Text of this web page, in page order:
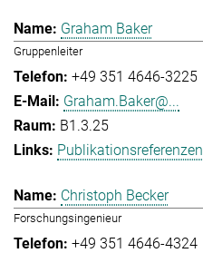
Graham Baker
Gruppenleiter
+49 351 4646-3225
Graham.Baker@...
B1.3.25
Publikationsreferenzen
Christoph Becker
Forschungsingenieur
+49 351 4646-4324